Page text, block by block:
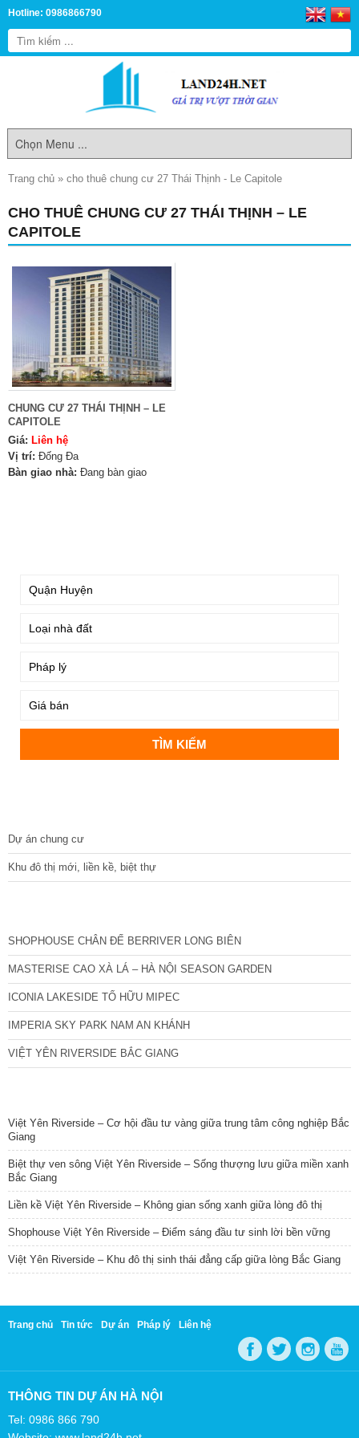
Hotline: 0986866790
Trang chủ » cho thuê chung cư 27 Thái Thịnh - Le Capitole
CHO THUÊ CHUNG CƯ 27 THÁI THỊNH – LE
CAPITOLE
CHUNG CƯ 27 THÁI THỊNH – LE
CAPITOLE
Giá: Liên hệ
Vị trí: Đống Đa
Bàn giao nhà: Đang bàn giao
Dự án chung cư
Khu đô thị mới, liền kề, biệt thự
SHOPHOUSE CHÂN ĐẾ BERRIVER LONG BIÊN
MASTERISE CAO XÀ LÁ – HÀ NỘI SEASON GARDEN
ICONIA LAKESIDE TỐ HỮU MIPEC
IMPERIA SKY PARK NAM AN KHÁNH
VIỆT YÊN RIVERSIDE BẮC GIANG
Việt Yên Riverside – Cơ hội đầu tư vàng giữa trung tâm công nghiệp Bắc
Giang
Biệt thự ven sông Việt Yên Riverside – Sống thượng lưu giữa miền xanh
Bắc Giang
Liền kề Việt Yên Riverside – Không gian sống xanh giữa lòng đô thị
Shophouse Việt Yên Riverside – Điểm sáng đầu tư sinh lời bền vững
Việt Yên Riverside – Khu đô thị sinh thái đẳng cấp giữa lòng Bắc Giang
Trang chủ Tin tức Dự án Pháp lý Liên hệ
THÔNG TIN DỰ ÁN HÀ NỘI
Tel: 0986 866 790